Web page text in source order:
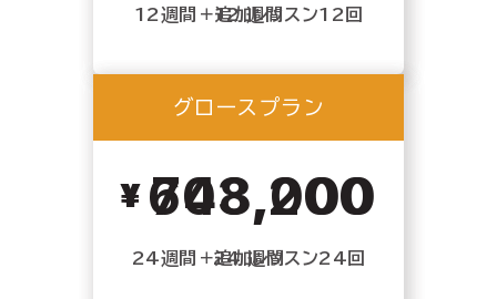
12 週間
グロースプラン
648,000
24 週間
12週間＋追加レッスン12回
グロースプラン
703,200
24週間＋追加レッスン24回